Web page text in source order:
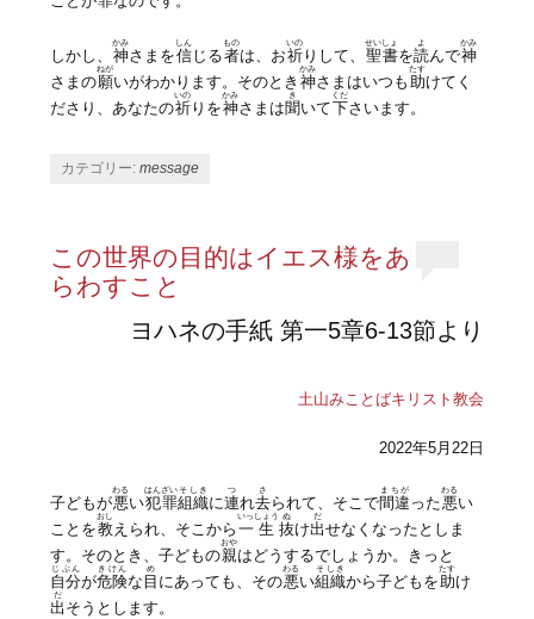
しかし、 神
かみ
さまを信
しん
じる者
もの
は、お祈
いの
りして、 聖書
せいしょ
を読
よ
んで神
かみ
さまの願
ねが
いがわかります。そのとき 神
かみ
さまはいつも 助
たす
けてく
ださり、あなたの祈
いの
りを神
かみ
さまは聞
き
いて下
くだ
さいます。
カテゴリー:message
この世界の目的はイエス様をあ
らわすこと
ヨハネの手紙 第一5章6-13節より
土山みことばキリスト教会
2022年5月22日
子どもが悪
わる
い犯罪
はんざい
組織
そしき
に連
つ
れ去
さ
られて、そこで間違
まちが
った悪
わる
い
ことを教
おし
えられ、そこから 一
いっ
生
しょう
抜
ぬ
け出
だ
せなくなったとしま
す。そのとき、子どもの親
おや
はどうするでしょうか。きっと
自分
じぶん
が危険
きけん
な 目
め
にあっても、その悪
わる
い組織
そしき
から子どもを助
たす
け
出
だ
そうとします。